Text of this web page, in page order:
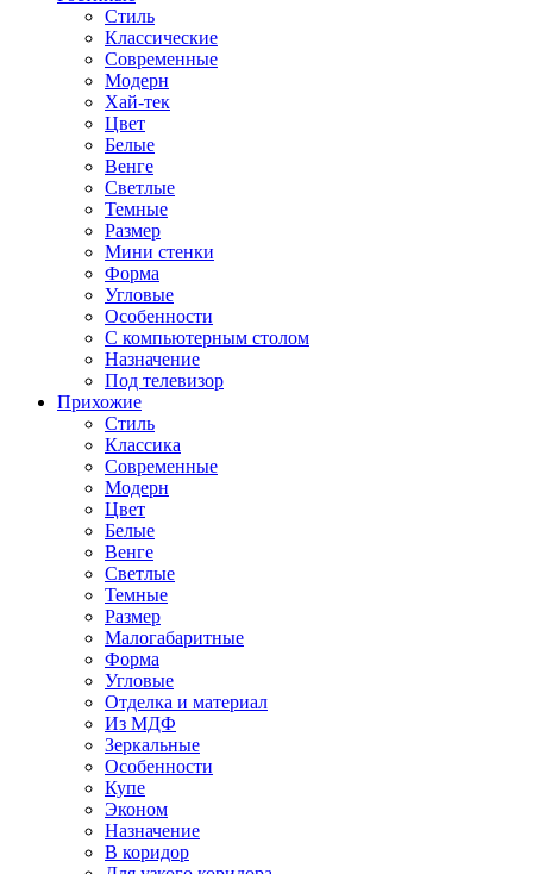
Стиль
Классические
Современные
Модерн
Хай-тек
Цвет
Белые
Венге
Светлые
Темные
Размер
Мини стенки
Форма
Угловые
Особенности
С компьютерным столом
Назначение
Под телевизор
Прихожие
Стиль
Классика
Современные
Модерн
Цвет
Белые
Венге
Светлые
Темные
Размер
Малогабаритные
Форма
Угловые
Отделка и материал
Из МДФ
Зеркальные
Особенности
Купе
Эконом
Назначение
В коридор